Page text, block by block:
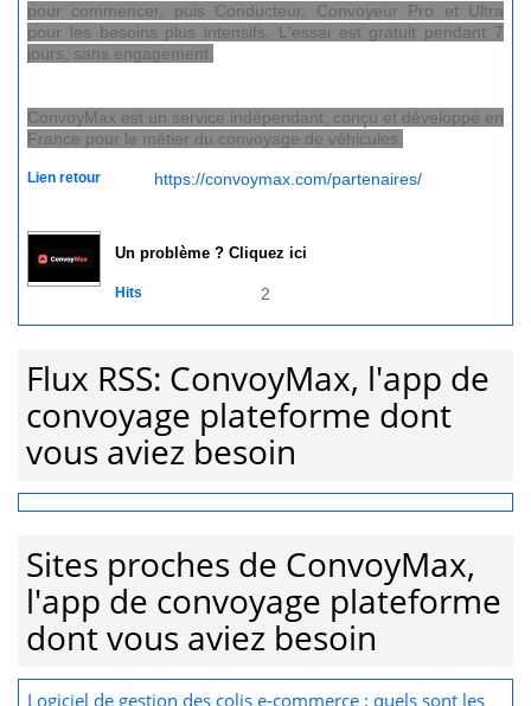
pour commencer, puis Conducteur, Convoyeur Pro et Ultra
pour les besoins plus intensifs. L'essai est gratuit pendant 7
jours, sans engagement.
ConvoyMax est un service indépendant, conçu et développé en
France pour le métier du convoyage de véhicules.
Lien retour https://convoymax.com/partenaires/
Un problème ? Cliquez ici
Hits 2
Flux RSS: ConvoyMax, l'app de
convoyage plateforme dont
vous aviez besoin
Sites proches de ConvoyMax,
l'app de convoyage plateforme
dont vous aviez besoin
Logiciel de gestion des colis e-commerce : quels sont les